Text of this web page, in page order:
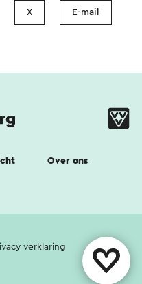
X E-mail
Over ons
verklaring